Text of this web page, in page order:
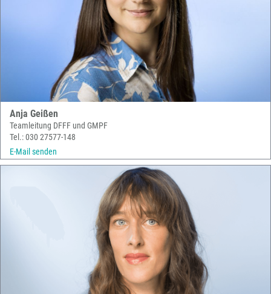
Anja Geißen
Teamleitung DFFF und GMPF
Tel.: 030 27577-148
E-Mail senden